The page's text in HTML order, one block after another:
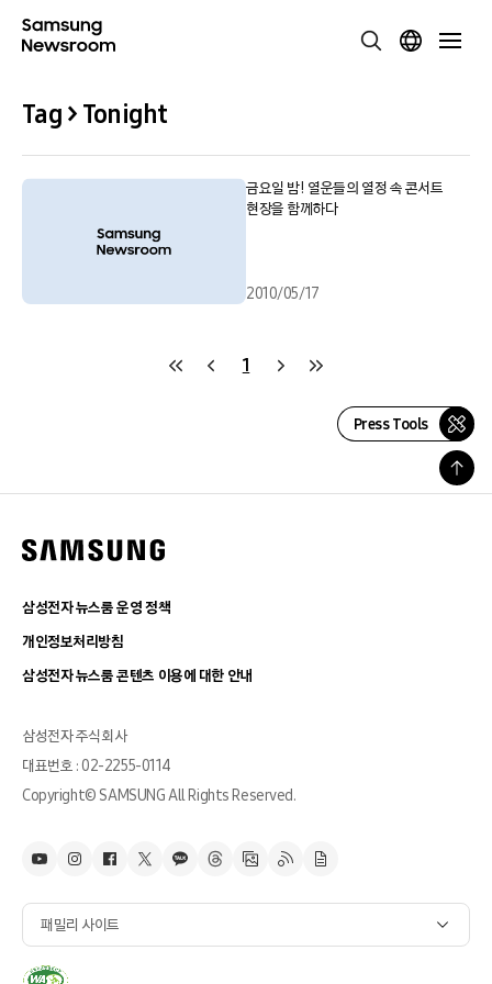
Tag > Tonight
금요일 밤! 열운들의 열정 속 콘서트
현장을 함께하다
2010/05/17
1
Press Tools
삼성전자 뉴스룸 운영 정책
개인정보처리방침
삼성전자 뉴스룸 콘텐츠 이용에 대한 안내
삼성전자 주식회사
대표번호 : 02-2255-0114
Copyright© SAMSUNG All Rights Reserved.
패밀리 사이트